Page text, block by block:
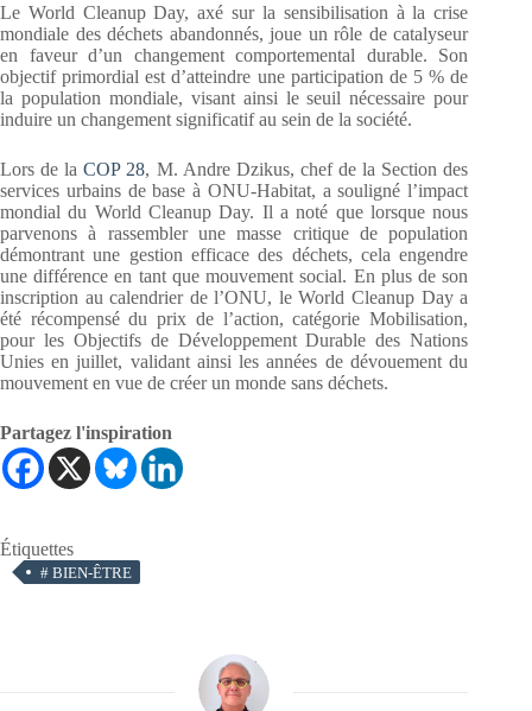
Le World Cleanup Day, axé sur la sensibilisation à la crise
mondiale des déchets abandonnés, joue un rôle de catalyseur
en faveur d’un changement comportemental durable. Son
objectif primordial est d’atteindre une participation de 5 % de
la population mondiale, visant ainsi le seuil nécessaire pour
induire un changement significatif au sein de la société.
Lors de laCOP 28, M. Andre Dzikus, chef de la Section des
services urbains de base à ONU-Habitat, a souligné l’impact
mondial du World Cleanup Day. Il a noté que lorsque nous
parvenons à rassembler une masse critique de population
démontrant une gestion efficace des déchets, cela engendre
une différence en tant que mouvement social. En plus de son
inscription au calendrier de l’ONU, le World Cleanup Day a
été récompensé du prix de l’action, catégorie Mobilisation,
pour les Objectifs de Développement Durable des Nations
Unies en juillet, validant ainsi les années de dévouement du
mouvement en vue de créer un monde sans déchets.
Partagez l'inspiration
Étiquettes
# BIEN-ÊTRE